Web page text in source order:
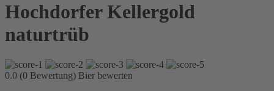
Hochdorfer Kellergold
naturtrüb
0.0 (0 Bewertung) Bier bewerten